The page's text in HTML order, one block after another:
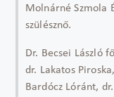
Molnárné Szmola
szülésznő.
Dr. Becsei László
dr. Lakatos
Bardócz Lóránt,